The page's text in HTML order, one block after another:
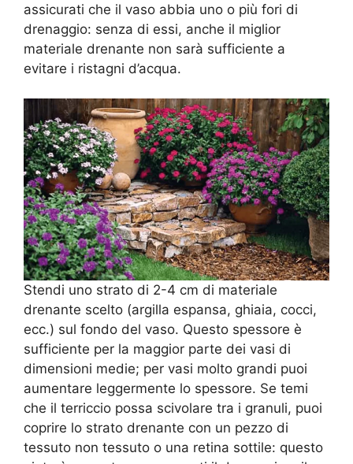
assicurati che il vaso abbia uno o più fori di
drenaggio: senza di essi, anche il miglior
materiale drenante non sarà sufficiente a
evitare i ristagni d’acqua.
Stendi uno strato di 2-4 cm di materiale
drenante scelto (argilla espansa, ghiaia, cocci,
ecc.) sul fondo del vaso. Questo spessore è
sufficiente per la maggior parte dei vasi di
dimensioni medie; per vasi molto grandi puoi
aumentare leggermente lo spessore. Se temi
che il terriccio possa scivolare tra i granuli, puoi
coprire lo strato drenante con un pezzo di
tessuto non tessuto o una retina sottile: questo